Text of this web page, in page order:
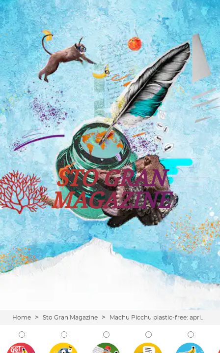
Tutti i viaggi Prossime partenze
STO GRAN
MAGAZINE
Home > Sto Gran Magazine >